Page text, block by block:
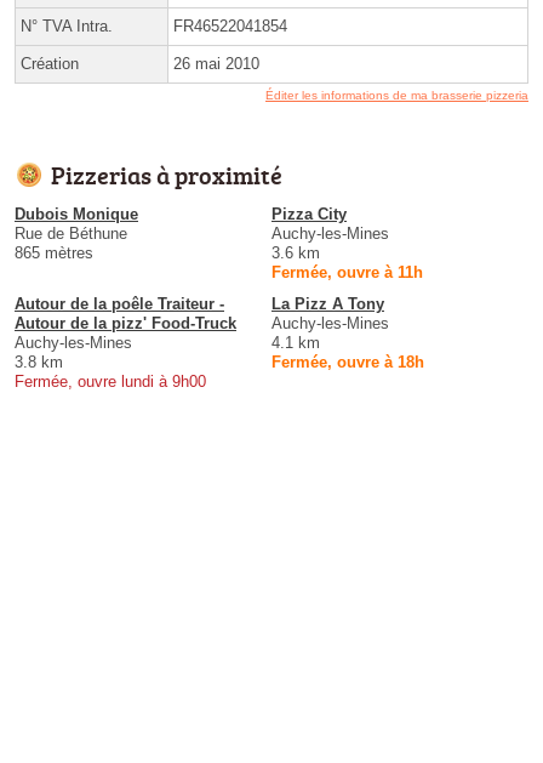
N° TVA Intra. FR46522041854
Création 26 mai 2010
Éditer les informations de ma brasserie pizzeria
Pizzerias à proximité
Dubois Monique
Rue de Béthune
865 mètres
Pizza City
Auchy-les-Mines
3.6 km
Fermée, ouvre à 11h
Autour de la poêle Traiteur -
Autour de la pizz' Food-Truck
Auchy-les-Mines
3.8 km
Fermée, ouvre lundi à 9h00
La Pizz A Tony
Auchy-les-Mines
4.1 km
Fermée, ouvre à 18h